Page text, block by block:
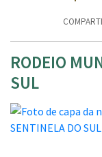
RODEIO
SUL